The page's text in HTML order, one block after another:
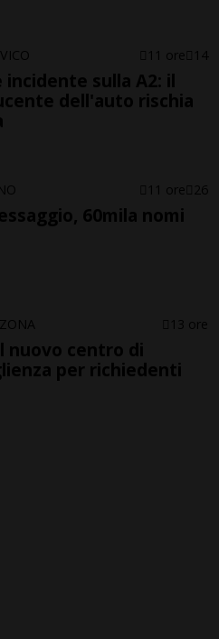
11 ore 14
incidente sulla A2: il
dell'auto rischia
11 ore 26
60mila nomi
13 ore
nuovo centro di
per richiedenti